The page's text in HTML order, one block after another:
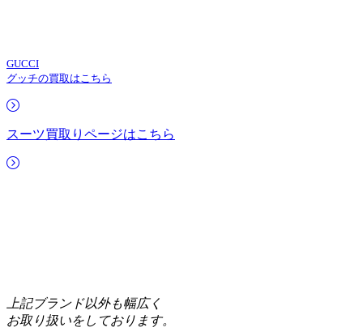
GUCCI
グッチの買取はこちら
スーツ買取りページはこちら
上記ブランド以外も幅広く
お取り扱いをしております。